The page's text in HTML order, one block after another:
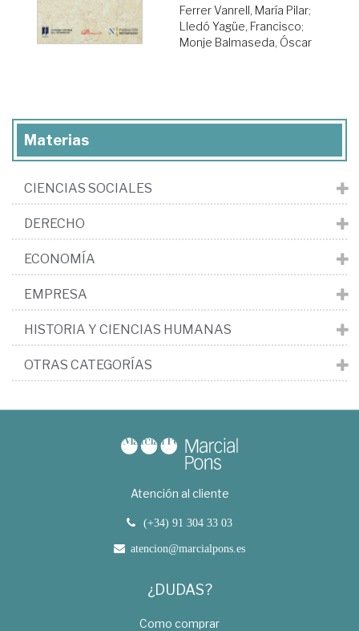
Ferrer Vanrell, María Pilar;
Lledó Yagüe, Francisco;
Monje Balmaseda, Óscar
Materias
CIENCIAS SOCIALES
DERECHO
ECONOMÍA
EMPRESA
HISTORIA Y CIENCIAS HUMANAS
OTRAS CATEGORÍAS
Atención al cliente
(+34) 91 304 33 03
atencion@marcialpons.es
¿DUDAS?
Como comprar